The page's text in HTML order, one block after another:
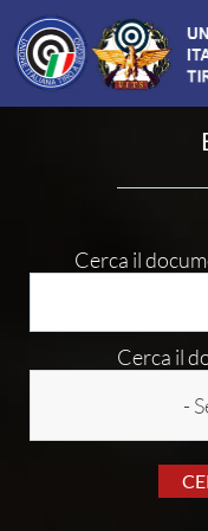
LA
Cerca il
Cerca il
-